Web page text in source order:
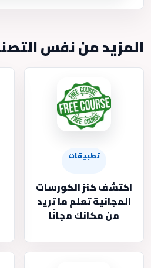
المزيد من نفس
تطبيقات
اكتشف كنز الكورسات
المجانية تعلم ما تريد
من مكانك مجانًا